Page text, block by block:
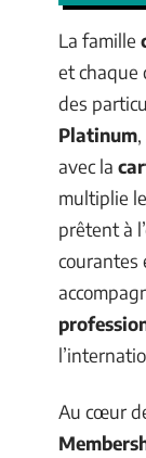
La famille
et chaque
des
Platinum
avec la
multiplie
prêtent à
courantes
Au cœur